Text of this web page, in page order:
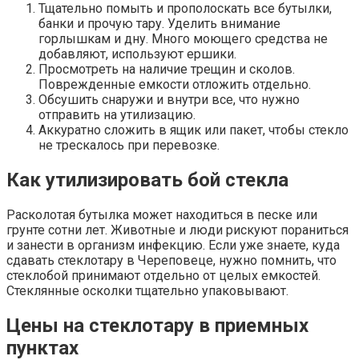
Тщательно помыть и прополоскать все бутылки,
банки и прочую тару. Уделить внимание
горлышкам и дну. Много моющего средства не
добавляют, используют ершики.
Просмотреть на наличие трещин и сколов.
Поврежденные емкости отложить отдельно.
Обсушить снаружи и внутри все, что нужно
отправить на утилизацию.
Аккуратно сложить в ящик или пакет, чтобы стекло
не трескалось при перевозке.
Как утилизировать бой стекла
Расколотая бутылка может находиться в песке или
грунте сотни лет. Животные и люди рискуют пораниться
и занести в организм инфекцию. Если уже знаете, куда
сдавать стеклотару в Череповеце, нужно помнить, что
стеклобой принимают отдельно от целых емкостей.
Стеклянные осколки тщательно упаковывают.
Цены на стеклотару в приемных
пунктах